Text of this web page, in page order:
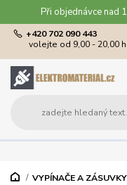
Při objednávce nad
+420 702 090 443
volejte od 9,00 - 20,00
VYPÍNAČE A ZÁSUVKY